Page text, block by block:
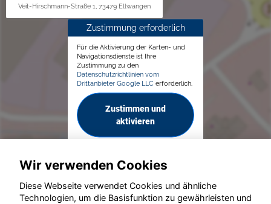
Veit-Hirschmann-Straße 1, 73479 Ellwangen
Zustimmung erforderlich
Für die Aktivierung der Karten- und
Navigationsdienste ist Ihre
Zustimmung zu den
Datenschutzrichtlinien vom
Drittanbieter Google LLC erforderlich.
Zustimmen und
aktivieren
Wir verwenden Cookies
Diese Webseite verwendet Cookies und ähnliche
Technologien, um die Basisfunktion zu gewährleisten und